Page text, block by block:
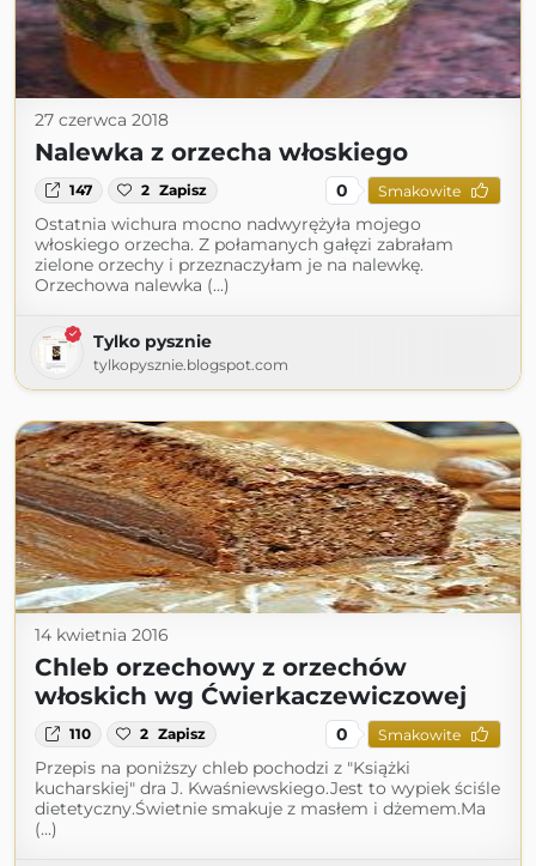
27 czerwca 2018
Nalewka z orzecha włoskiego
147 2 Zapisz 0 Smakowite
Ostatnia wichura mocno nadwyrężyła mojego
włoskiego orzecha. Z połamanych gałęzi zabrałam
zielone orzechy i przeznaczyłam je na nalewkę.
Orzechowa nalewka (...)
Tylko pysznie
tylkopysznie.blogspot.com
14 kwietnia 2016
Chleb orzechowy z orzechów
włoskich wg Ćwierkaczewiczowej
110 2 Zapisz 0 Smakowite
Przepis na poniższy chleb pochodzi z "Książki
kucharskiej" dra J. Kwaśniewskiego.Jest to wypiek ściśle
dietetyczny.Świetnie smakuje z masłem i dżemem.Ma
(...)